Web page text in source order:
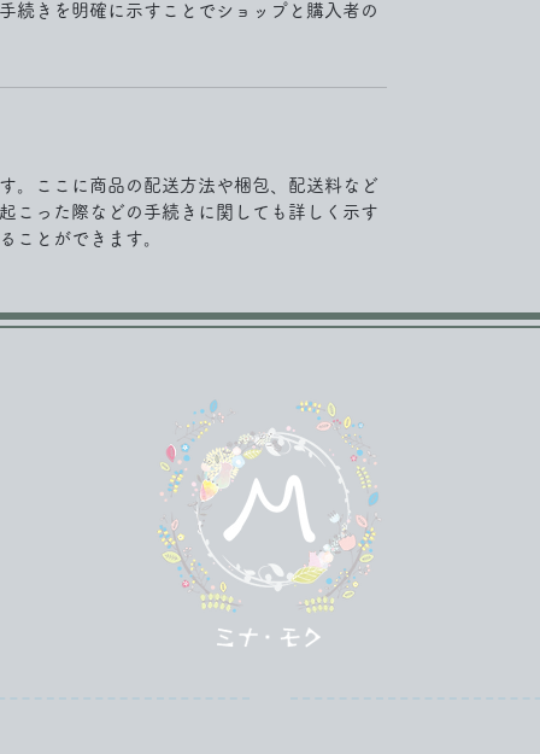
続きを明確に示すことでショップと購入者の
。ここに商品の配送方法や梱包、配送料など
こった際などの手続きに関しても詳しく示す
ことができます。